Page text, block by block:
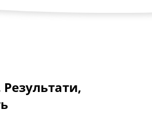
Результати,